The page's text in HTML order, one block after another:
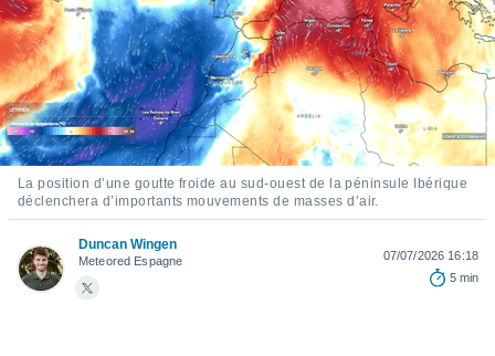
nous
de
à vous
des
de très
et
La position d’une goutte froide au sud-ouest de la péninsule Ibérique
déclenchera d’importants mouvements de masses d’air.
Duncan Wingen
Meteored Espagne
07/07/2026 16:18
5 min